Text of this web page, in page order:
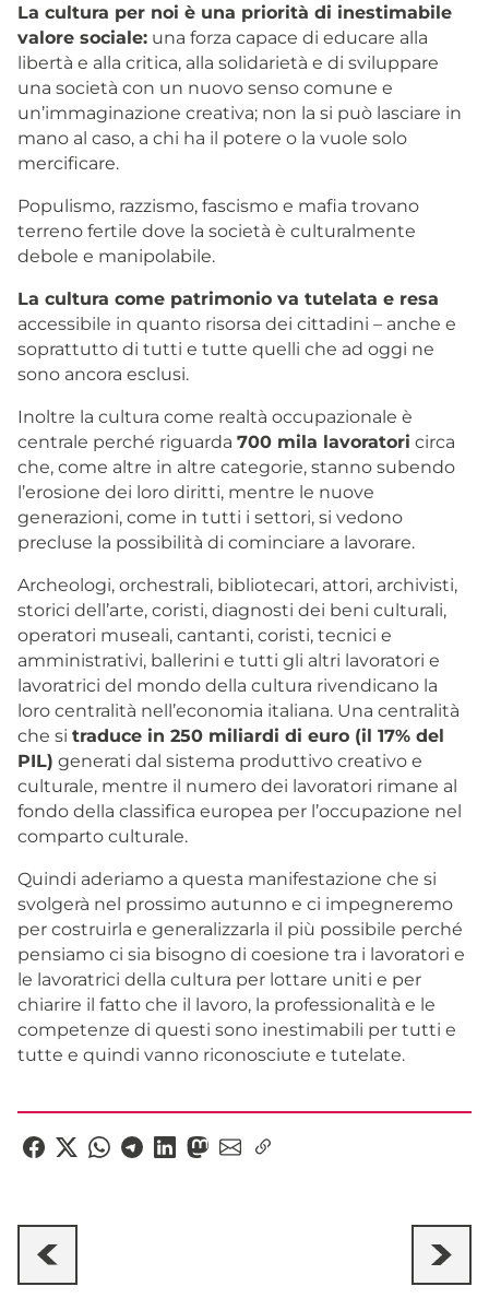
La cultura per noi è una priorità di inestimabile
valore sociale: una forza capace di educare alla
libertà e alla critica, alla solidarietà e di sviluppare
una società con un nuovo senso comune e
un’immaginazione creativa; non la si può lasciare in
mano al caso, a chi ha il potere o la vuole solo
mercificare.
Populismo, razzismo, fascismo e mafia trovano
terreno fertile dove la società è culturalmente
debole e manipolabile.
La cultura come patrimonio va tutelata e resa
accessibile in quanto risorsa dei cittadini – anche e
soprattutto di tutti e tutte quelli che ad oggi ne
sono ancora esclusi.
Inoltre la cultura come realtà occupazionale è
centrale perché riguarda 700 mila lavoratori circa
che, come altre in altre categorie, stanno subendo
l’erosione dei loro diritti, mentre le nuove
generazioni, come in tutti i settori, si vedono
precluse la possibilità di cominciare a lavorare.
Archeologi, orchestrali, bibliotecari, attori, archivisti,
storici dell’arte, coristi, diagnosti dei beni culturali,
operatori museali, cantanti, coristi, tecnici e
amministrativi, ballerini e tutti gli altri lavoratori e
lavoratrici del mondo della cultura rivendicano la
loro centralità nell’economia italiana. Una centralità
che si traduce in 250 miliardi di euro (il 17% del
PIL) generati dal sistema produttivo creativo e
culturale, mentre il numero dei lavoratori rimane al
fondo della classifica europea per l’occupazione nel
comparto culturale.
Quindi aderiamo a questa manifestazione che si
svolgerà nel prossimo autunno e ci impegneremo
per costruirla e generalizzarla il più possibile perché
pensiamo ci sia bisogno di coesione tra i lavoratori e
le lavoratrici della cultura per lottare uniti e per
chiarire il fatto che il lavoro, la professionalità e le
competenze di questi sono inestimabili per tutti e
tutte e quindi vanno riconosciute e tutelate.